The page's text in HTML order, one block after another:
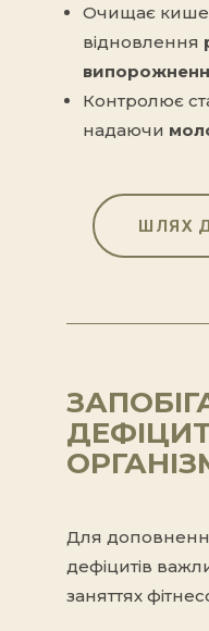
Очищає
відновлення
Контролює
надаючи
ШЛЯХ
Для
дефіцитів
заняттях